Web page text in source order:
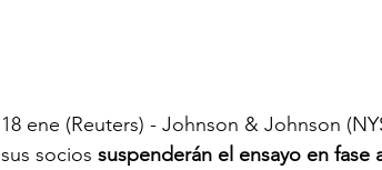
18 ene (Reuters) - Johnson & Johnson
sus socios suspenderán el ensayo en fase